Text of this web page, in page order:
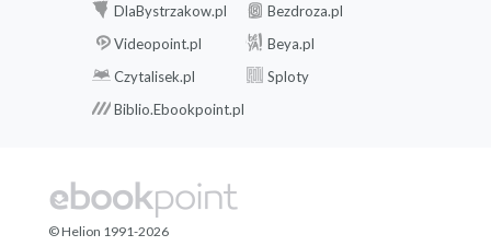
DlaBystrzakow.pl
Bezdroza.pl
Videopoint.pl
Beya.pl
Czytalisek.pl
Sploty
Biblio.Ebookpoint.pl
© Helion 1991-2026